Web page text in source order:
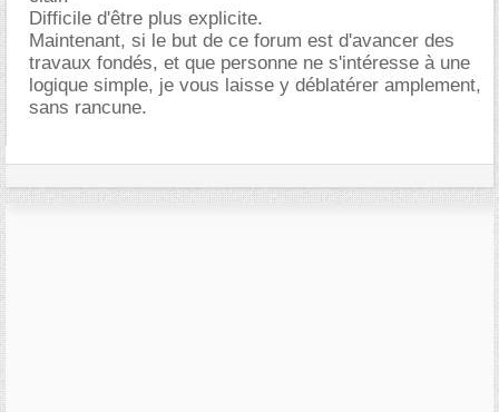
Difficile d'être plus explicite.
Maintenant, si le but de ce forum est d'avancer des
travaux fondés, et que personne ne s'intéresse à une
logique simple, je vous laisse y déblatérer amplement,
sans rancune.